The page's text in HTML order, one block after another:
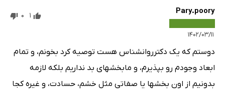
Pary.poory
۱۴۰۲/۰۳/۱۱
1
0
دوستم که یک دکترروانشناس هست توصیه کرد بخونم، و تمام
ابعاد وجودم رو بپذیرم، و مابخشهای بد نداریم بلکه لازمه
بدونیم از اون بخشها یا صفاتی مثل خشم، حسادت، و غیره کجا